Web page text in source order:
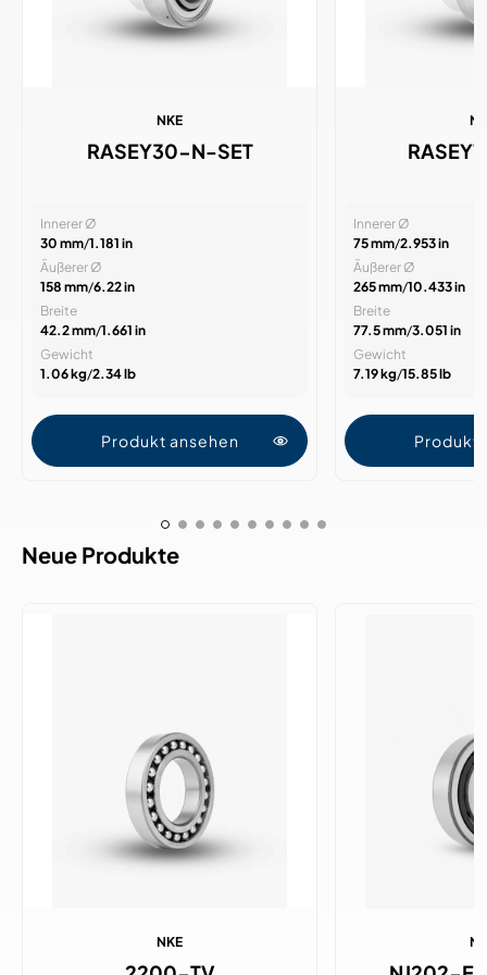
NKE
RASEY30-N-SET
Innerer Ø
30 mm/1.181 in
Äußerer Ø
158 mm/6.22 in
Breite
42.2 mm/1.661 in
Gewicht
1.06 kg/2.34 lb
Produkt ansehen
Innerer Ø
75 mm/2.953 in
Äußerer Ø
265 mm/10.433 in
Breite
77.5 mm/3.051 in
Gewicht
7.19 kg/15.85 lb
Produkt
Neue Produkte
NKE